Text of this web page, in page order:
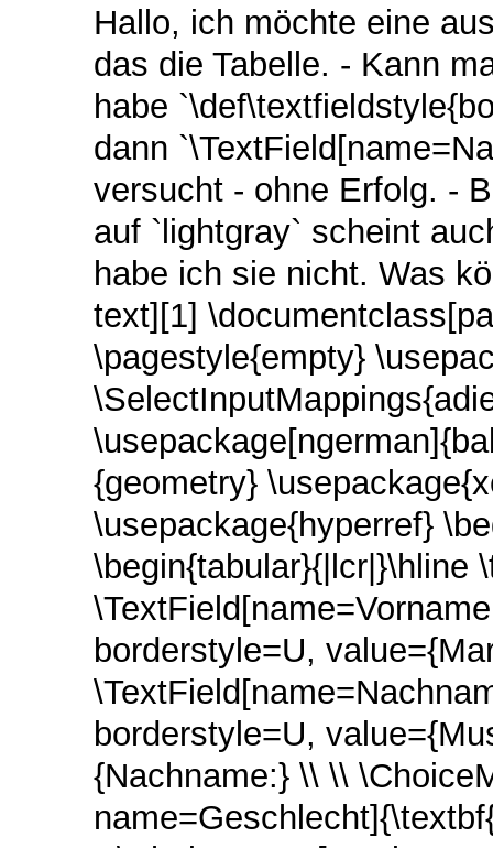
Hallo, ich möchte eine
das die Tabelle. - Kann
habe
dann
versucht - ohne Erfolg. -
auf `lightgray` scheint
habe ich sie nicht. Was
text][1]
\pagestyle{empty}
{geometry}
\usepackage{hyperref}
\begin{tabular}{|lcr|}\hline
borderstyle=U,
borderstyle=U,
{Nachname:} \\ \\